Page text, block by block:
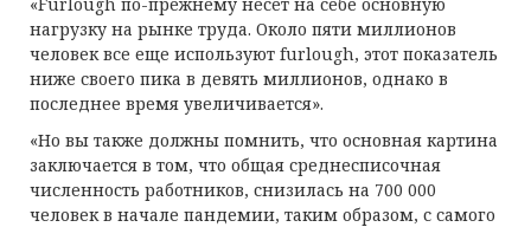
нагрузку на рынке труда. Около пяти миллионов
человек все еще используют furlough, этот показатель
ниже своего пика в девять миллионов, однако в
последнее время увеличивается».
«Но вы также должны помнить, что основная картина
заключается в том, что общая среднесписочная
численность работников, снизилась на 700 000
человек в начале пандемии, таким образом, с самого